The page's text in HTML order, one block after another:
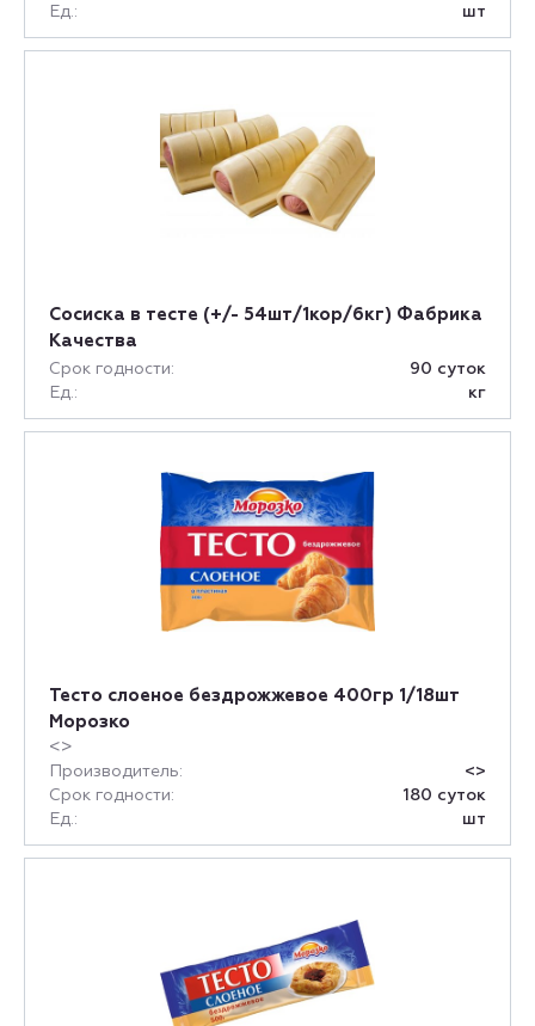
Ед.:
шт
Сосиска в тесте (+/- 54шт/1кор/6кг) Фабрика
Качества
Срок годности:
90 суток
Ед.:
кг
Тесто слоеное бездрожжевое 400гр 1/18шт
Морозко
<>
Производитель:
<>
Срок годности:
180 суток
Ед.:
шт